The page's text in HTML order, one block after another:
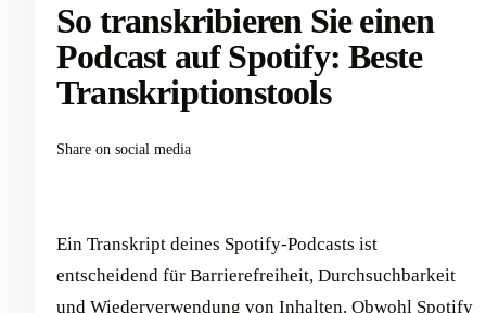
So transkribieren Sie einen
Podcast auf Spotify: Beste
Transkriptionstools
Share on social media
Ein Transkript deines Spotify-Podcasts ist
entscheidend für Barrierefreiheit, Durchsuchbarkeit
und Wiederverwendung von Inhalten. Obwohl Spotify